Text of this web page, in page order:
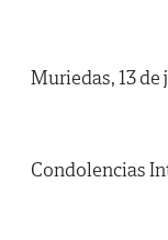
Muriedas, 13 de
Condolencias